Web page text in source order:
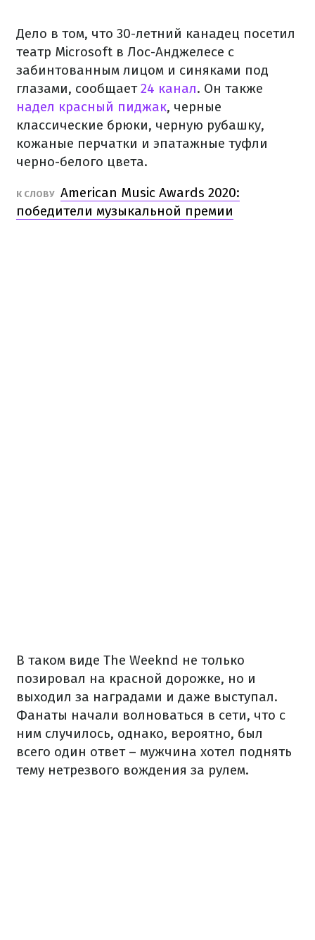
Дело в том, что 30-летний канадец посетил
театр Microsoft в Лос-Анджелесе с
забинтованным лицом и синяками под
глазами, сообщает24 канал. Он также
надел красный пиджак, черные
классические брюки, черную рубашку,
кожаные перчатки и эпатажные туфли
черно-белого цвета.
К СЛОВУ American Music Awards 2020:
победители музыкальной премии
В таком виде The Weeknd не только
позировал на красной дорожке, но и
выходил за наградами и даже выступал.
Фанаты начали волноваться в сети, что с
ним случилось, однако, вероятно, был
всего один ответ – мужчина хотел поднять
тему нетрезвого вождения за рулем.